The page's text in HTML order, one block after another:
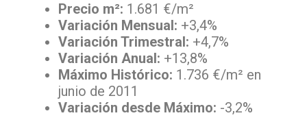
Precio m²: 1.681 €/m²
Variación Mensual: +3,4%
Variación Trimestral: +4,7%
Variación Anual: +13,8%
Máximo Histórico: 1.736 €/m² en
junio de 2011
Variación desde Máximo: -3,2%